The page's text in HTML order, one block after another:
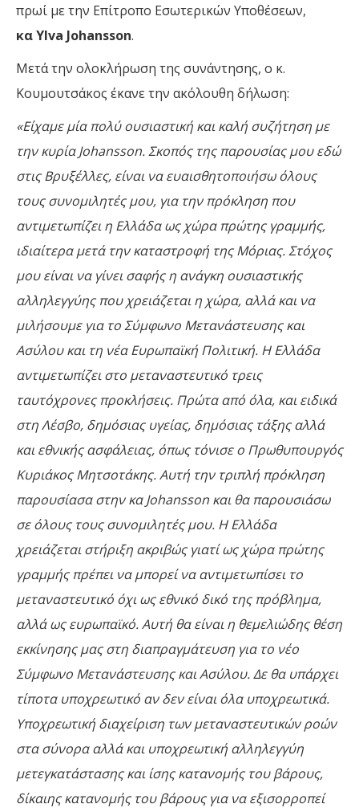
πρωί με την Επίτροπο Εσωτερικών Υποθέσεων,
καYlva Johansson.
Μετά την ολοκλήρωση της συνάντησης, ο κ.
Κουμουτσάκος έκανε την ακόλουθη δήλωση:
«Είχαμε μία πολύ ουσιαστική και καλή συζήτηση με
την κυρίαJohansson. Σκοπός της παρουσίας μου εδώ
στις Βρυξέλλες, είναι να ευαισθητοποιήσω όλους
τους συνομιλητές μου, για την πρόκληση που
αντιμετωπίζει η Ελλάδα ως χώρα πρώτης γραμμής,
ιδιαίτερα μετά την καταστροφή της Μόριας. Στόχος
μου είναι να γίνει σαφής η ανάγκη ουσιαστικής
αλληλεγγύης που χρειάζεται η χώρα, αλλά και να
μιλήσουμε για το Σύμφωνο Μετανάστευσης και
Ασύλου και τη νέα Ευρωπαϊκή Πολιτική. Η Ελλάδα
αντιμετωπίζει στο μεταναστευτικό τρεις
ταυτόχρονες προκλήσεις. Πρώτα από όλα, και ειδικά
στη Λέσβο, δημόσιας υγείας, δημόσιας τάξης αλλά
και εθνικής ασφάλειας, όπως τόνισε ο Πρωθυπουργός
Κυριάκος Μητσοτάκης. Αυτή την τριπλή πρόκληση
παρουσίασα στην καJohansson και θα παρουσιάσω
σε όλους τους συνομιλητές μου. Η Ελλάδα
χρειάζεται στήριξη ακριβώς γιατί ως χώρα πρώτης
γραμμής πρέπει να μπορεί να αντιμετωπίσει το
μεταναστευτικό όχι ως εθνικό δικό της πρόβλημα,
αλλά ως ευρωπαϊκό. Αυτή θα είναι η θεμελιώδης θέση
εκκίνησης μας στη διαπραγμάτευση για το νέο
Σύμφωνο Μετανάστευσης και Ασύλου. Δε θα υπάρχει
τίποτα υποχρεωτικό αν δεν είναι όλα υποχρεωτικά.
Υποχρεωτική διαχείριση των μεταναστευτικών ροών
στα σύνορα αλλά και υποχρεωτική αλληλεγγύη
μετεγκατάστασης και ίσης κατανομής του βάρους,
δίκαιης κατανομής του βάρους για να εξισορροπεί